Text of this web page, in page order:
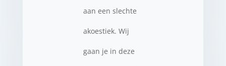
aan een slechte
akoestiek. Wij
gaan je in deze